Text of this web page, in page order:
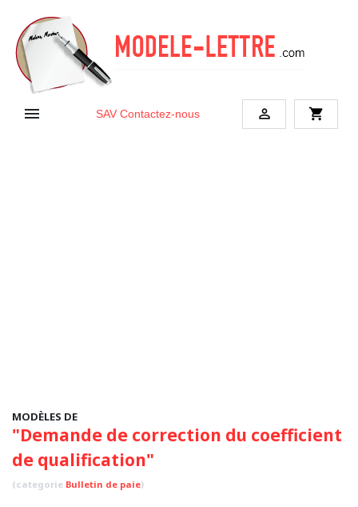
 SAV Contactez-nous  shopping_cart
MODÈLES DE
"Demande de correction du coefficient
de qualification"
(categorie Bulletin de paie)